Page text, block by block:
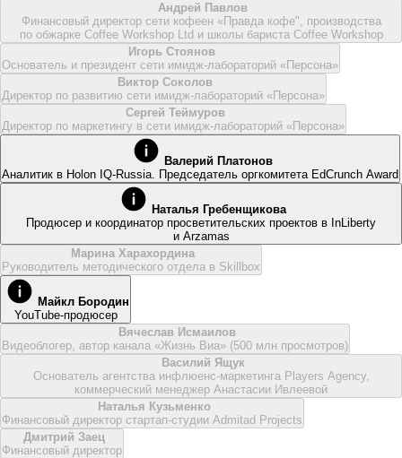
Андрей Павлов
Финансовый директор сети кофеен «Правда кофе"‎, производства
по обжарке Coffee Workshop Ltd и школы бариста Coffee Workshop
Игорь Стоянов
Основатель и президент сети имидж-лабораторий «Персона»
Виктор Соколов
Директор по развитию сети имидж-лабораторий «Персона»
Сергей Теймуров
Директор по маркетингу в сети имидж-лабораторий «Персона»
Валерий Платонов
Аналитик в Holon IQ-Russia. Председатель оргкомитета EdCrunch Award
Наталья Гребенщикова
Продюсер и координатор просветительских проектов в InLiberty
и Arzamas
Марина Харахордина
Руководитель методического отдела в Skillbox
Майкл Бородин
YouTube-продюсер
Вячеслав Исмаилов
Видеоблогер, автор канала «Жизнь Виа» (500 млн просмотров)
Василий Ящук
Основатель агентства инфлюенс-маркетинга Players Agency,
коммерческий менеджер Анастасии Ивлеевой
Наталья Кузьменко
Финансовый директор стартап-студии Admitad Projects
Дмитрий Заец
Финансовый директор